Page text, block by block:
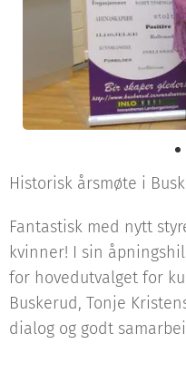
Historisk årsmøte i
Fantastisk med nytt
kvinner! I sin
for hovedutvalget for
Buskerud, Tonje
dialog og godt